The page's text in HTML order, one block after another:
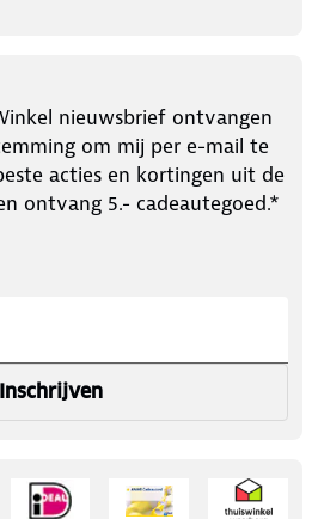
nieuwsbrief ontvangen
om mij per e-mail te
acties en kortingen uit de
ontvang 5.- cadeautegoed.*
Inschrijven